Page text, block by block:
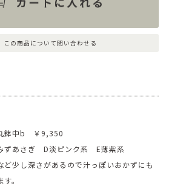
この商品について問い合わせる
鉢中b ￥9,350
あさぎ D淡ピンク系 E薄紫系
ど少し深さがあるので汁っぽいおかずにも
。